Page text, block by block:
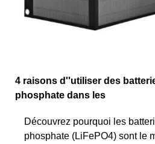
4 raisons d''utiliser des
phosphate dans les
Découvrez pourquoi les
phosphate (LiFePO4) sont le